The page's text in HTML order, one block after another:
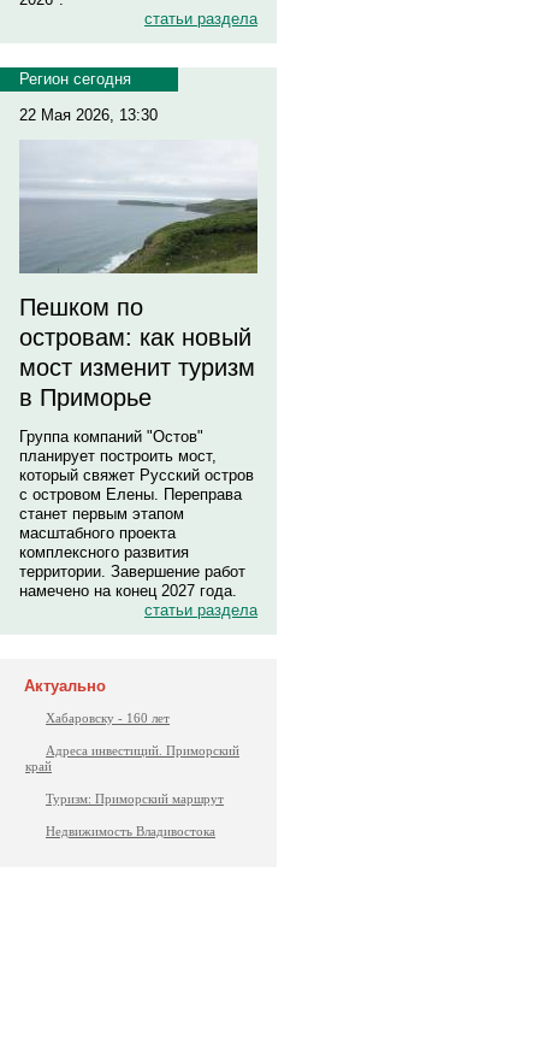
статьи раздела
Регион сегодня
22 Мая 2026, 13:30
Пешком по
островам: как новый
мост изменит туризм
в Приморье
Группа компаний "Остов"
планирует построить мост,
который свяжет Русский остров
с островом Елены. Переправа
станет первым этапом
масштабного проекта
комплексного развития
территории. Завершение работ
намечено на конец 2027 года.
статьи раздела
Актуально
Хабаровску - 160 лет
Адреса инвестиций. Приморский
край
Туризм: Приморский маршрут
Недвижимость Владивостока